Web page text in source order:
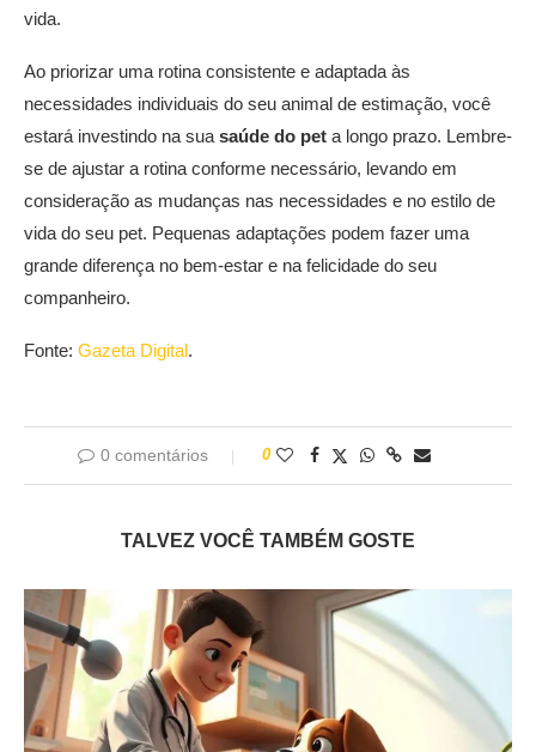
vida.
Ao priorizar uma rotina consistente e adaptada às
necessidades individuais do seu animal de estimação, você
estará investindo na sua saúde do pet a longo prazo. Lembre-
se de ajustar a rotina conforme necessário, levando em
consideração as mudanças nas necessidades e no estilo de
vida do seu pet. Pequenas adaptações podem fazer uma
grande diferença no bem-estar e na felicidade do seu
companheiro.
Fonte: Gazeta Digital.
0 comentários 0
TALVEZ VOCÊ TAMBÉM GOSTE